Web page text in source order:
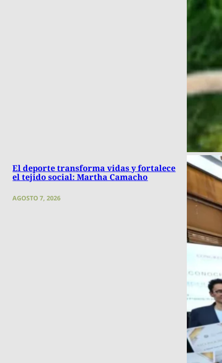
El deporte transforma vidas y fortalece
el tejido social: Martha Camacho
AGOSTO 7, 2026